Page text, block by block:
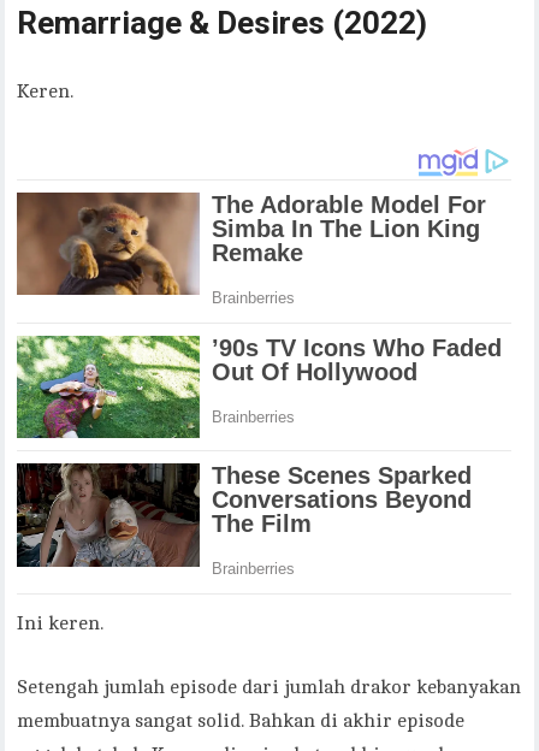
Remarriage & Desires (2022)
Keren.
Ini keren.
Setengah jumlah episode dari jumlah drakor kebanyakan
membuatnya sangat solid. Bahkan di akhir episode